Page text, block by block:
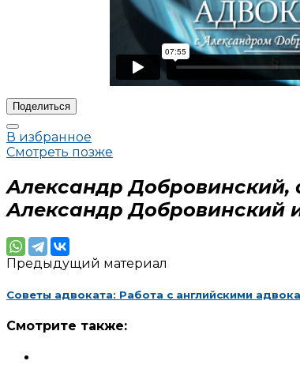
Поделиться
В избранное
Смотреть позже
Александр Добровинский,
Александр Добровинский
Предыдущий материал
Советы адвоката: Работа с английскими
Смотрите также: